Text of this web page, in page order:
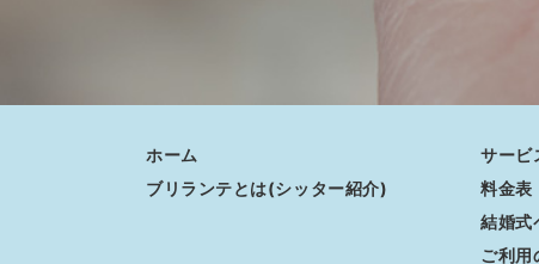
ホーム
ブリランテとは(シッター紹介)
サービ
料金表
結婚式
ご利用